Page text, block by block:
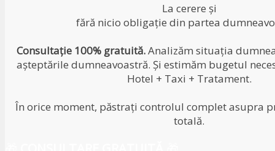
La cerere și
fără nicio obligație din partea
Consultație 100% gratuită.Analizăm situația
așteptările dumneavoastră. Și estimăm bugetul
Hotel + Taxi + Tratament.
În orice moment, păstrați controlul complet asupra
totală.